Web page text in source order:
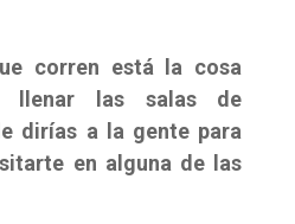
corren está la cosa
llenar las salas de
dirías a la gente para
en alguna de las